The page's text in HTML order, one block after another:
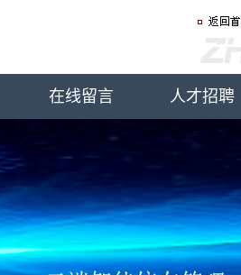
在线留言 人才招聘